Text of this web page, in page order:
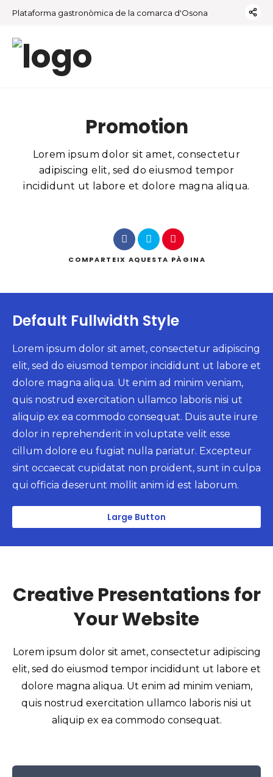
Plataforma gastronòmica de la comarca d'Osona
Promotion
Lorem ipsum dolor sit amet, consectetur
adipiscing elit, sed do eiusmod tempor
incididunt ut labore et dolore magna aliqua.
COMPARTEIX AQUESTA PÀGINA
Default Fullwidth Style
Lorem ipsum dolor sit amet, consectetur adipiscing
elit, sed do eiusmod tempor incididunt ut labore et
dolore magna aliqua. Ut enim ad minim veniam,
quis nostrud exercitation ullamco laboris nisi ut
aliquip ex ea commodo consequat. Duis aute irure
dolor in reprehenderit in voluptate velit esse
cillum dolore eu fugiat nulla pariatur. Excepteur
sint occaecat cupidatat non proident, sunt in culpa
qui officia deserunt mollit anim id est laborum.
Large Button
Creative Presentations for
Your Website
Lorem ipsum dolor sit amet, consectetur adipiscing
elit, sed do eiusmod tempor incididunt ut labore et
dolore magna aliqua. Ut enim ad minim veniam,
quis nostrud exercitation ullamco laboris nisi ut
aliquip ex ea commodo consequat.